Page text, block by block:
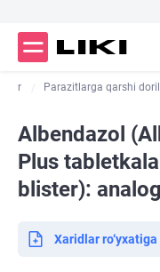
Parazitlarga qarshi
Albendazol
Plus
blister):
Xaridlar ro‘yxatiga